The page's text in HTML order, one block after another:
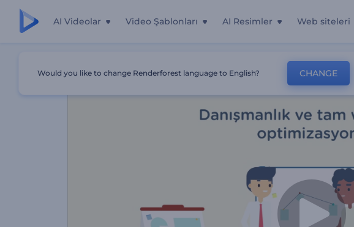
AI Videolar Video Şablonları AI Resimler Web siteleri
Would you like to change Renderforest language to English? CHANGE